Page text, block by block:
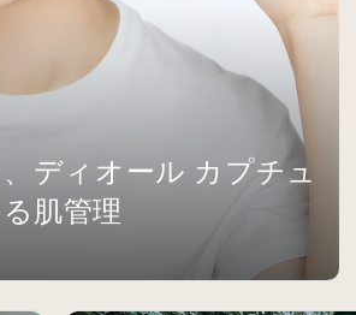
ディオール カプチュ
肌管理